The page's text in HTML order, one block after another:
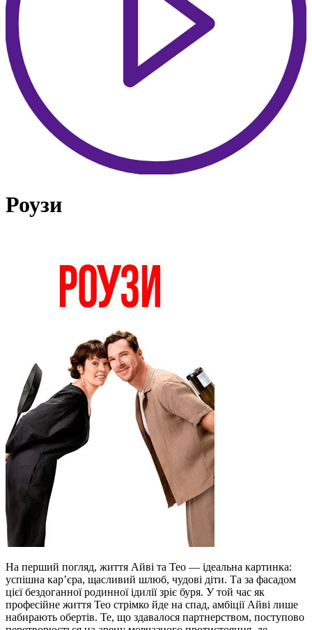
Роузи
На перший погляд, життя Айві та Тео — ідеальна картинка:
успішна кар’єра, щасливий шлюб, чудові діти. Та за фасадом
цієї бездоганної родинної ідилії зріє буря. У той час як
професійне життя Тео стрімко йде на спад, амбіції Айві лише
набирають обертів. Те, що здавалося партнерством, поступово